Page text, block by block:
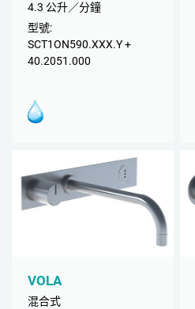
4.3 公升／分鐘
型號:
SCT1ON590.XXX.Y +
40.2051.000
VOLA
混合式